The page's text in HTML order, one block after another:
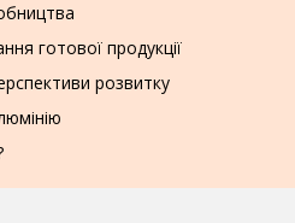
готової продукції
розвитку